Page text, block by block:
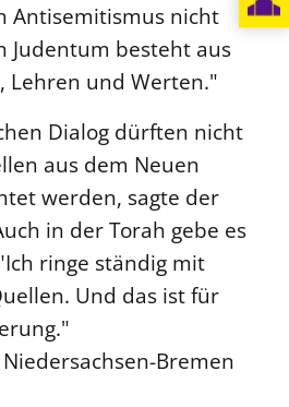
Antisemitismus nicht
Judentum besteht aus
Lehren und Werten."
Dialog dürften nicht
aus dem Neuen
werden, sagte der
in der Torah gebe es
ringe ständig mit
Und das ist für
Bremen